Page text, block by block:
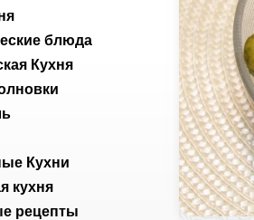
блюда
Кухня
Кухни
кухня
рецепты